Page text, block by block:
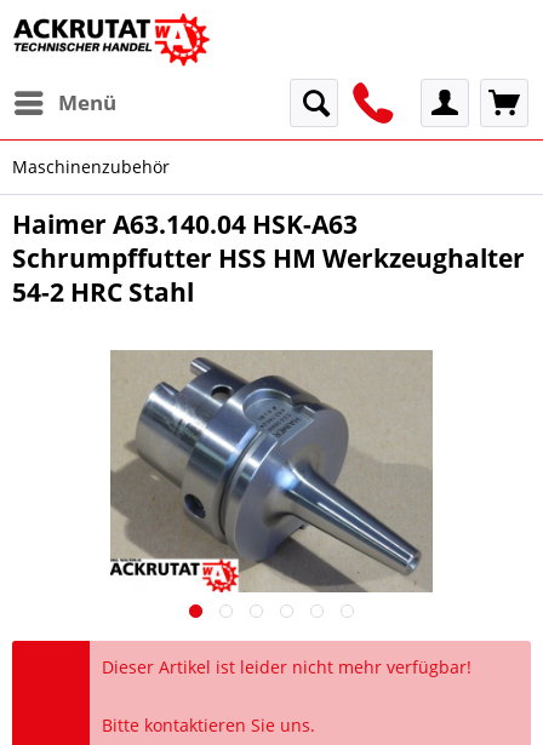
Menü
Maschinenzubehör
Haimer A63.140.04 HSK-A63
Schrumpffutter HSS HM Werkzeughalter
54-2 HRC Stahl
Dieser Artikel ist leider nicht mehr verfügbar!
Bitte kontaktieren Sie uns.